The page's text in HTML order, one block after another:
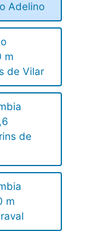
Adelino
m
de Vilar
de
m